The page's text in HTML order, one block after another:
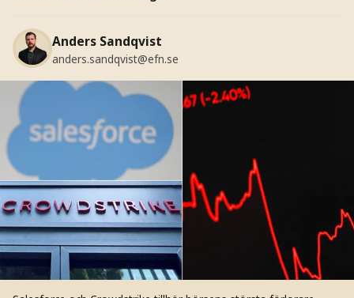
Anders Sandqvist
anders.sandqvist@efn.se